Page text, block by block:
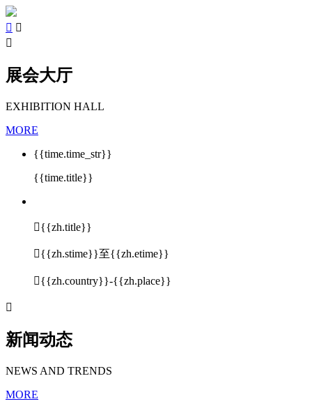
 

展会大厅
EXHIBITION HALL
MORE
{{time.time_str}}
{{time.title}}
{{zh.title}}
{{zh.stime}}至{{zh.etime}}
{{zh.country}}-{{zh.place}}

新闻动态
NEWS AND TRENDS
MORE